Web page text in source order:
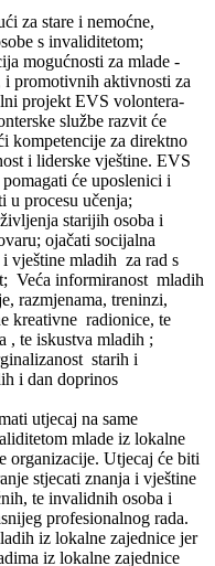
za stare i nemoćne,
s invaliditetom;
mogućnosti za mlade -
i promotivnih aktivnosti za
projekt EVS volontera-
službe razvit će
kompetencije za direktno
i liderske vještine. EVS
će uposlenici i
u procesu učenja;
starijih osoba i
ojačati socijalna
vještine mladih za rad s
Veća informiranost mladih
razmjenama, treninzi,
kreativne radionice, te
, te iskustva mladih ;
starih i
i dan doprinos
utjecaj na same
mlade iz lokalne
organizacije. Utjecaj će biti
stjecati znanja i vještine
te invalidnih osoba i
profesionalnog rada.
iz lokalne zajednice jer
iz lokalne zajednice